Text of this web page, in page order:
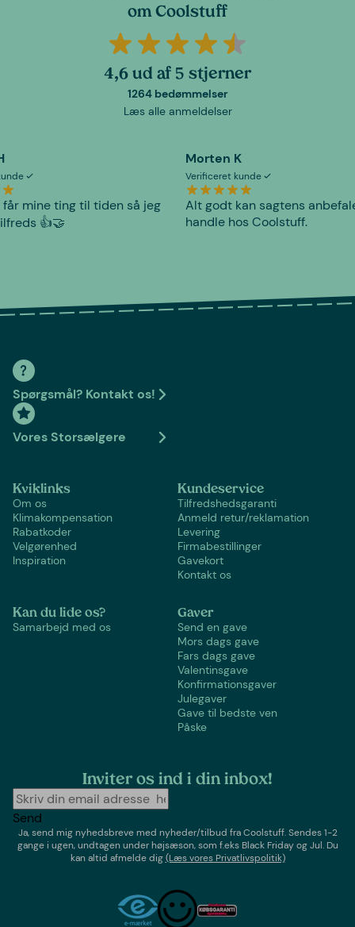
om Coolstuff
4,6 ud af 5 stjerner
1264 bedømmelser
Læs alle anmeldelser
får mine ting til tiden så jeg
👍🤝
Morten K
Verificeret kunde
Alt godt kan sagtens
handle hos Coolstuff.
Spørgsmål? Kontakt os!
Vores Storsælgere
Kviklinks
Om os
Klimakompensation
Rabatkoder
Velgørenhed
Inspiration
Kundeservice
Tilfredshedsgaranti
Anmeld retur/reklamation
Levering
Firmabestillinger
Gavekort
Kontakt os
Kan du lide os?
Samarbejd med os
Gaver
Send en gave
Mors dags gave
Fars dags gave
Valentinsgave
Konfirmationsgaver
Julegaver
Gave til bedste ven
Påske
Inviter os ind i din inbox!
Send
Ja, send mig nyhedsbreve med nyheder/tilbud fraCoolstuff. Sendes 1-2
gange i ugen,undtagen under højsæson, som f.eks Black Friday og Jul. Du
kan altid afmelde dig(Læs vores Privatlivspolitik)